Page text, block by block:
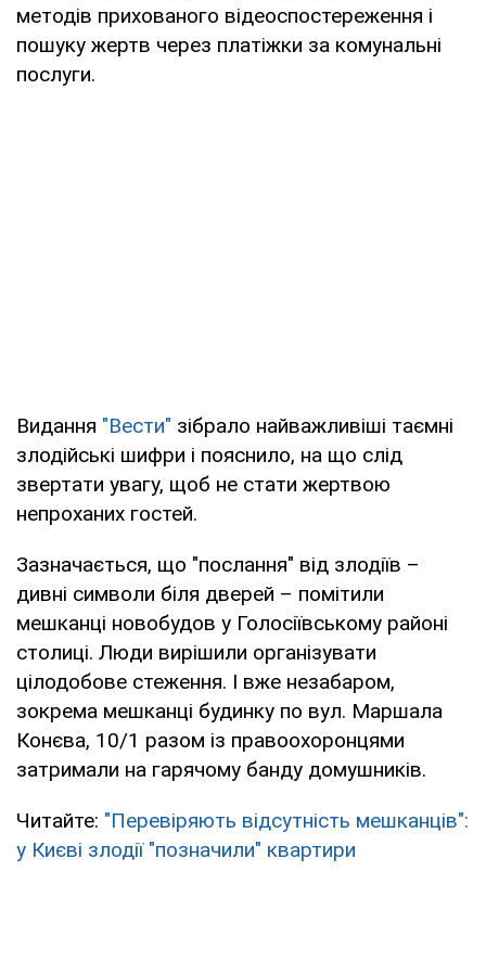
методів прихованого відеоспостереження і
пошуку жертв через платіжки за комунальні
послуги.
Видання "Вести" зібрало найважливіші таємні
злодійські шифри і пояснило, на що слід
звертати увагу, щоб не стати жертвою
непроханих гостей.
Зазначається, що "послання" від злодіїв –
дивні символи біля дверей – помітили
мешканці новобудов у Голосіївському районі
столиці. Люди вирішили організувати
цілодобове стеження. І вже незабаром,
зокрема мешканці будинку по вул. Маршала
Конєва, 10/1 разом із правоохоронцями
затримали на гарячому банду домушників.
Читайте: "Перевіряють відсутність мешканців":
у Києві злодії "позначили" квартири